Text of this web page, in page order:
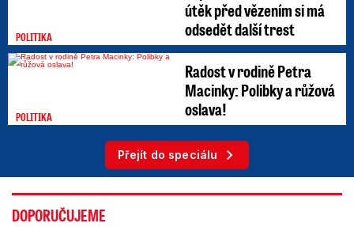
POLITIKA
útěk před vězením si má
odsedět další trest
POLITIKA
Radost v rodině Petra
Macinky: Polibky a růžová
oslava!
Přejít do speciálu
DOPORUČUJEME